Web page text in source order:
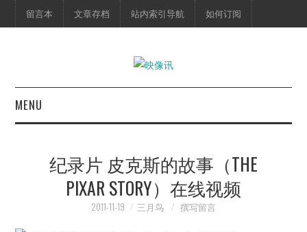
留言本 文章存档 站内索引导航 如何订阅
MENU
映像快讯
纪录片 皮克斯的故事（THE
PIXAR STORY）在线视频
2011-11-19 三月鸟 撰写留言